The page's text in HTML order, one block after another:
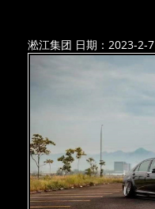
淞江集团 日期：2023-2-7